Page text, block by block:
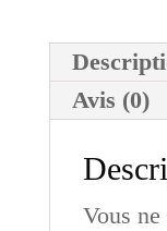
Avis (0)
Vous